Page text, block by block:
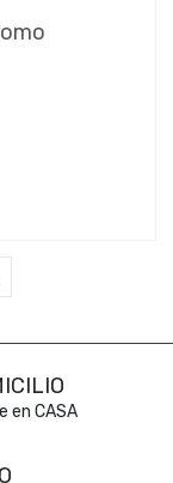
en CASA